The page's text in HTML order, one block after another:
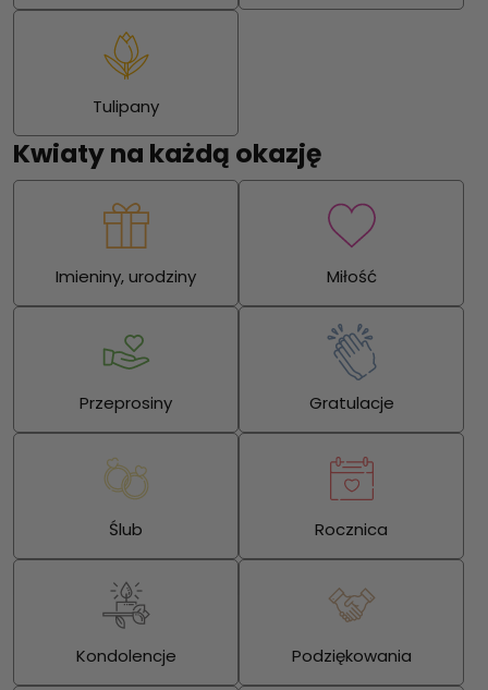
Tulipany
Kwiaty na każdą okazję
Imieniny, urodziny Miłość
Przeprosiny Gratulacje
Ślub Rocznica
Kondolencje Podziękowania